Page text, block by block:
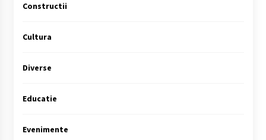
Constructii
Cultura
Diverse
Educatie
Evenimente